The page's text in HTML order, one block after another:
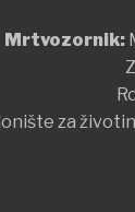
Mrtvozornik:
za